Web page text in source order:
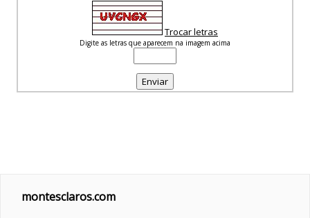
Trocar letras
Digite as letras que aparecem na imagem acima
montesclaros.com